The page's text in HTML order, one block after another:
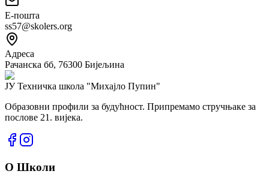
Е-пошта
ss57@skolers.org
Адреса
Рачанска бб, 76300 Бијељина
ЈУ Техничка школа "Михајло Пупин"
Образовни профили за будућност. Припремамо стручњаке за
послове 21. вијека.
О Школи